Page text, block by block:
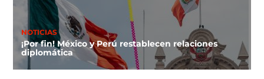
NOTICIAS
¡Por fin! México y Perú restablecen relaciones
diplomática